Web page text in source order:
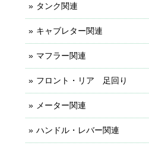
タンク関連
キャブレター関連
マフラー関連
フロント・リア 足回り
メーター関連
ハンドル・レバー関連